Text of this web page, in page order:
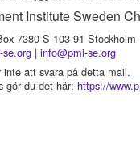
Institute Sweden
7380 S-103 91 Stockholm
se.org| info@pmi-se.org
inte att svara på detta mail.
gör du det här: https://